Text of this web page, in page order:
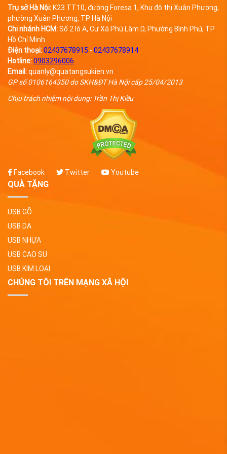
yêu cầu Pad chuột 04 sử
dụng tông màu đen mang
lại sự tinh tế, nhẹ nhàng,
cảm giác mạnh mẽ, thích
hợp để in hình làm quà
tặng cho doanh nghiệp,
bạn ...
Trụ sở Hà Nội:K23 TT10, đường Foresa 1, Khu đô thị Xuân Phương,
phường Xuân Phương, TP Hà Nội
Chi nhánh HCM:Số 2 lô A, Cư Xá Phú Lâm D, Phường Bình Phú, TP
Hồ Chí Minh
Điện thoại:02437678915 - 02437678914
Hotline:0903296006
Email:quanly@quatangsukien.vn
GP số 0106164350 do SKH&ĐT Hà Nội cấp 25/04/2013
Chịu trách nhiệm nội dung: Trần Thị Kiều
Facebook Twitter Youtube
QUÀ TẶNG
USB GỖ
USB DA
USB NHỰA
USB CAO SU
USB KIM LOẠI
CHÚNG TÔI TRÊN MẠNG XÃ HỘI